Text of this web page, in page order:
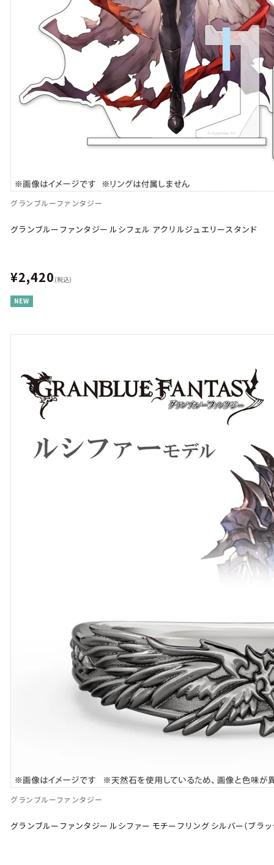
グランブルーファンタジー
グランブルーファンタジー ルシフェル アクリルジュエリースタンド
¥2,420 (税込)
NEW
グランブルーファンタジー
グランブルーファンタジー ルシファー モチーフリング シルバー（ブラッ